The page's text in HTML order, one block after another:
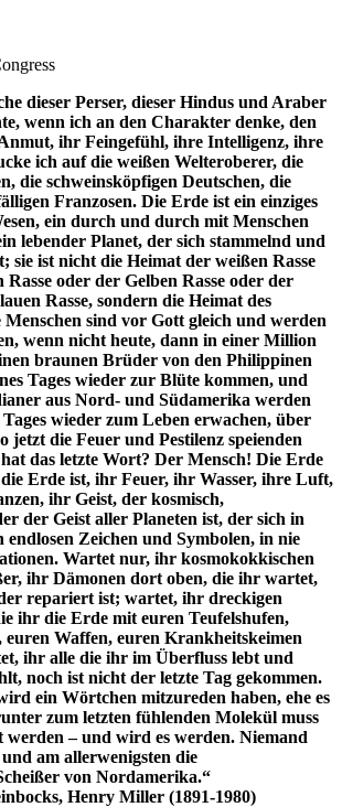
dieser Perser, dieser Hindus und Araber
wenn ich an den Charakter denke, den
ihr Feingefühl, ihre Intelligenz, ihre
ich auf die weißen Welteroberer, die
die schweinsköpfigen Deutschen, die
Franzosen. Die Erde ist ein einziges
ein durch und durch mit Menschen
lebender Planet, der sich stammelnd und
sie ist nicht die Heimat der weißen Rasse
oder der Gelben Rasse oder der
Rasse, sondern die Heimat des
Menschen sind vor Gott gleich und werden
wenn nicht heute, dann in einer Million
braunen Brüder von den Philippinen
Tages wieder zur Blüte kommen, und
aus Nord- und Südamerika werden
Tages wieder zum Leben erwachen, über
jetzt die Feuer und Pestilenz speienden
das letzte Wort? Der Mensch! Die Erde
Erde ist, ihr Feuer, ihr Wasser, ihre Luft,
ihr Geist, der kosmisch,
der Geist aller Planeten ist, der sich in
Zeichen und Symbolen, in nie
Wartet nur, ihr kosmokokkischen
ihr Dämonen dort oben, die ihr wartet,
repariert ist; wartet, ihr dreckigen
ihr die Erde mit euren Teufelshufen,
euren Waffen, euren Krankheitskeimen
ihr alle die ihr im Überfluss lebt und
noch ist nicht der letzte Tag gekommen.
ein Wörtchen mitzureden haben, ehe es
zum letzten fühlenden Molekül muss
werden – und wird es werden. Niemand
am allerwenigsten die
von Nordamerika.“
Henry Miller (1891-1980)